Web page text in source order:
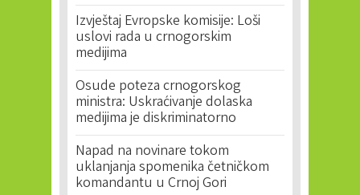
Izvještaj Evropske komisije: Loši
uslovi rada u crnogorskim
medijima
Osude poteza crnogorskog
ministra: Uskraćivanje dolaska
medijima je diskriminatorno
Napad na novinare tokom
uklanjanja spomenika četničkom
komandantu u Crnoj Gori